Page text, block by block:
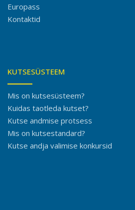
Europass
Kontaktid
KUTSESÜSTEEM
Mis on kutsesüsteem?
Kuidas taotleda kutset?
Kutse andmise protsess
Mis on kutsestandard?
Kutse andja valimise konkursid